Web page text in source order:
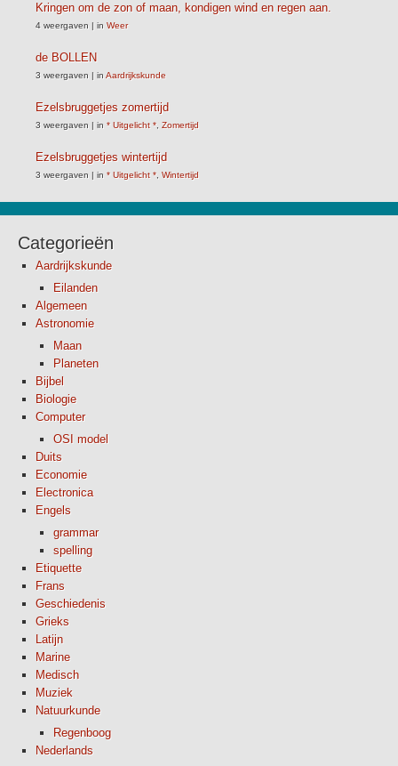
Kringen om de zon of maan, kondigen wind en regen aan.
4 weergaven | in Weer
de BOLLEN
3 weergaven | in Aardrijkskunde
Ezelsbruggetjes zomertijd
3 weergaven | in * Uitgelicht * Zomertijd
Ezelsbruggetjes wintertijd
3 weergaven | in * Uitgelicht * Wintertijd
Categorieën
Aardrijkskunde
Eilanden
Algemeen
Astronomie
Maan
Planeten
Bijbel
Biologie
Computer
OSI model
Duits
Economie
Electronica
Engels
grammar
spelling
Etiquette
Frans
Geschiedenis
Grieks
Latijn
Marine
Medisch
Muziek
Natuurkunde
Regenboog
Nederlands